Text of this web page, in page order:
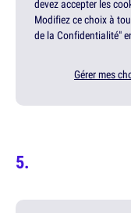
devez accepter les
Modifiez ce choix à
de la Confidentialité"
Gérer mes